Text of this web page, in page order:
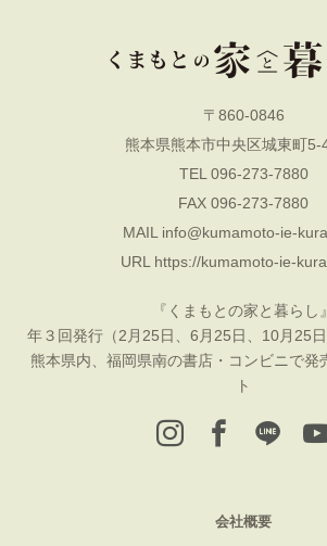
〒860-0846
熊本県熊本市中央区城東町5-
TEL 096-273-7880
FAX 096-273-7880
MAIL info@kumamoto-ie-
URL https://kumamoto-ie-
『くまもとの家と暮らし』
年３回発行（2月25日、6月25日、10月25
熊本県内、福岡県南の書店・コンビニで発
ト
会社概要